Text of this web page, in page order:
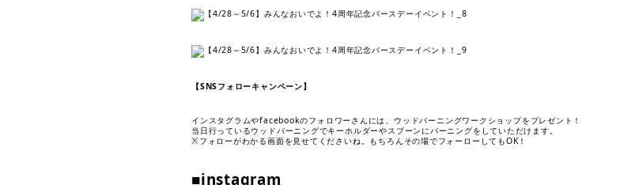
【SNSフォローキャンペーン】
インスタグラムやfacebookのフォロワーさんには、ウッドバーニングワークショップをプレゼント！
当日行っているウッドバーニングでキーホルダーやスプーンにバーニングをしていただけます。
※フォローがわかる画面を見せてくださいね。もちろんその場でフォーローしてもOK！
■instagram